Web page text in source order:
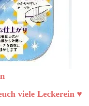
viele Leckerein ♥